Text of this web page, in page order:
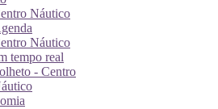
Náutico
Náutico
tempo real
- Centro